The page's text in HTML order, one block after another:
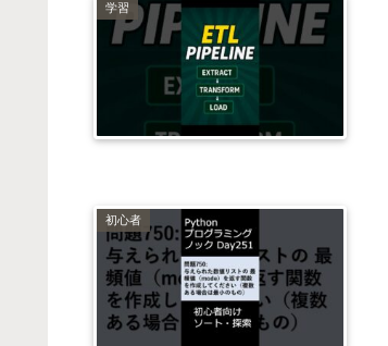
学習
初心者